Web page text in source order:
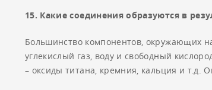
15. Какие соединения образуются в
Большинство компонентов, окружающих
углекислый газ, воду и свободный
– оксиды титана, кремния, кальция и т.д.